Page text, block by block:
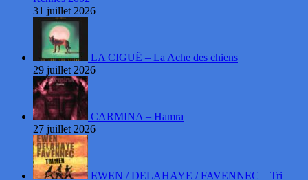
31 juillet 2026
LA CIGUË – La Ache des chiens
29 juillet 2026
CARMINA – Hamra
27 juillet 2026
EWEN / DELAHAYE / FAVENNEC – Tri